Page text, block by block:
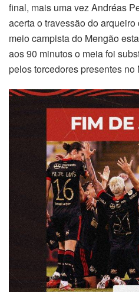
final, mais uma vez Andréas
acerta o travessão do
meio campista do Mengão
aos 90 minutos o meia foi
pelos torcedores presentes no